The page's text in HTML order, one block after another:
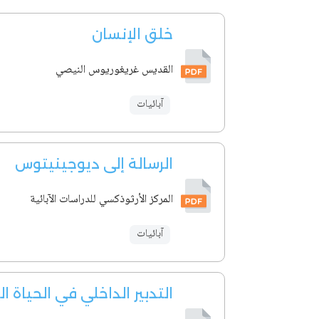
خلق الإنسان
القديس غريغوريوس النيصي
آبائيات
الرسالة إلى ديوجينيتوس
المركز الأرثوذكسي للدراسات الآبائية
آبائيات
التدبير الداخلي في الحياة